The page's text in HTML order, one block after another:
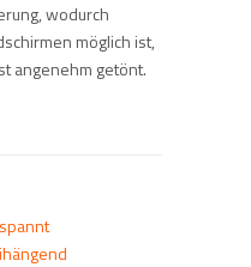
wodurch
möglich ist,
angenehm getönt.